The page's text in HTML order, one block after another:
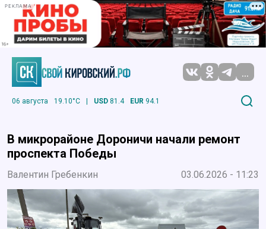
РЕКЛАМА
...
06 августа 19.10°C | USD 81.4 EUR 94.1
В микрорайоне Дороничи начали ремонт
проспекта Победы
Валентин Гребенкин 03.06.2026 - 11:23